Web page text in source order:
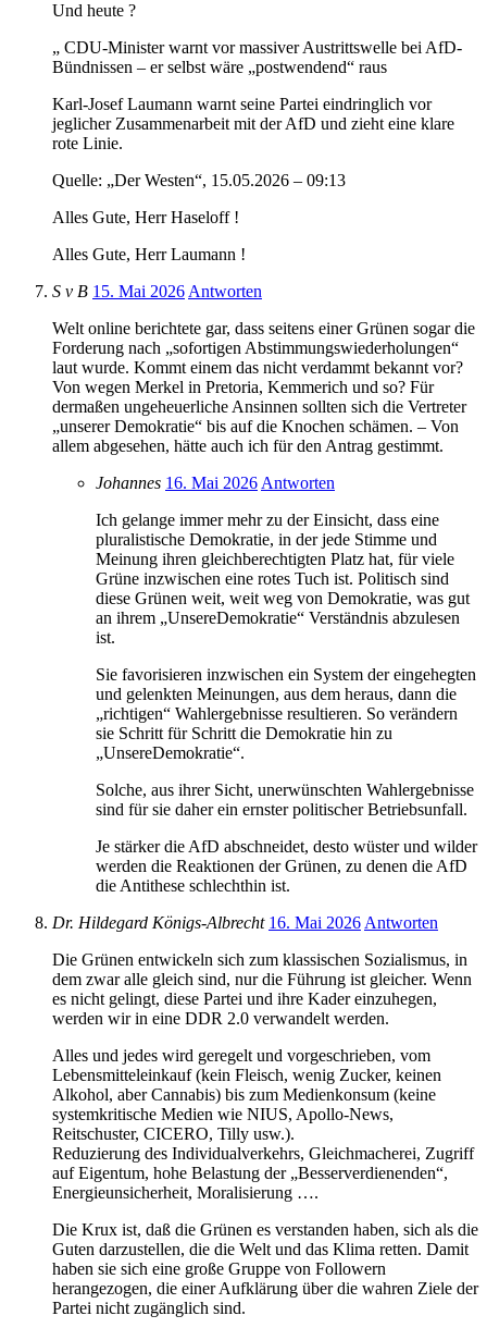
Und heute ?
„ CDU-Minister warnt vor massiver Austrittswelle bei AfD-
Bündnissen – er selbst wäre „postwendend“ raus
Karl-Josef Laumann warnt seine Partei eindringlich vor
jeglicher Zusammenarbeit mit der AfD und zieht eine klare
rote Linie.
Quelle: „Der Westen“, 15.05.2026 – 09:13
Alles Gute, Herr Haseloff !
Alles Gute, Herr Laumann !
S v B 15. Mai 2026Antworten
Welt online berichtete gar, dass seitens einer Grünen sogar die
Forderung nach „sofortigen Abstimmungswiederholungen“
laut wurde. Kommt einem das nicht verdammt bekannt vor?
Von wegen Merkel in Pretoria, Kemmerich und so? Für
dermaßen ungeheuerliche Ansinnen sollten sich die Vertreter
„unserer Demokratie“ bis auf die Knochen schämen. – Von
allem abgesehen, hätte auch ich für den Antrag gestimmt.
Johannes 16. Mai 2026Antworten
Ich gelange immer mehr zu der Einsicht, dass eine
pluralistische Demokratie, in der jede Stimme und
Meinung ihren gleichberechtigten Platz hat, für viele
Grüne inzwischen eine rotes Tuch ist. Politisch sind
diese Grünen weit, weit weg von Demokratie, was gut
an ihrem „UnsereDemokratie“ Verständnis abzulesen
ist.
Sie favorisieren inzwischen ein System der eingehegten
und gelenkten Meinungen, aus dem heraus, dann die
„richtigen“ Wahlergebnisse resultieren. So verändern
sie Schritt für Schritt die Demokratie hin zu
„UnsereDemokratie“.
Solche, aus ihrer Sicht, unerwünschten Wahlergebnisse
sind für sie daher ein ernster politischer Betriebsunfall.
Je stärker die AfD abschneidet, desto wüster und wilder
werden die Reaktionen der Grünen, zu denen die AfD
die Antithese schlechthin ist.
Dr. Hildegard Königs-Albrecht 16. Mai 2026Antworten
Die Grünen entwickeln sich zum klassischen Sozialismus, in
dem zwar alle gleich sind, nur die Führung ist gleicher. Wenn
es nicht gelingt, diese Partei und ihre Kader einzuhegen,
werden wir in eine DDR 2.0 verwandelt werden.
Alles und jedes wird geregelt und vorgeschrieben, vom
Lebensmitteleinkauf (kein Fleisch, wenig Zucker, keinen
Alkohol, aber Cannabis) bis zum Medienkonsum (keine
systemkritische Medien wie NIUS, Apollo-News,
Reitschuster, CICERO, Tilly usw.).
Reduzierung des Individualverkehrs, Gleichmacherei, Zugriff
auf Eigentum, hohe Belastung der „Besserverdienenden“,
Energieunsicherheit, Moralisierung ….
Die Krux ist, daß die Grünen es verstanden haben, sich als die
Guten darzustellen, die die Welt und das Klima retten. Damit
haben sie sich eine große Gruppe von Followern
herangezogen, die einer Aufklärung über die wahren Ziele der
Partei nicht zugänglich sind.